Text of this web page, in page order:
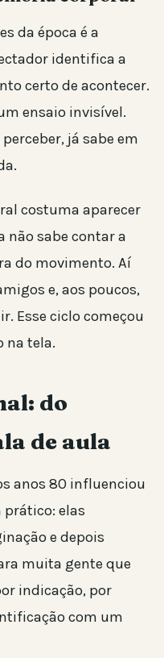
da época é a
identifica a
certo de acontecer.
ensaio invisível.
já sabe em
costuma aparecer
não sabe contar a
do movimento. Aí
e, aos poucos,
Esse ciclo começou
na tela.
do
de aula
anos 80 influenciou
prático: elas
e depois
muita gente que
indicação, por
com um